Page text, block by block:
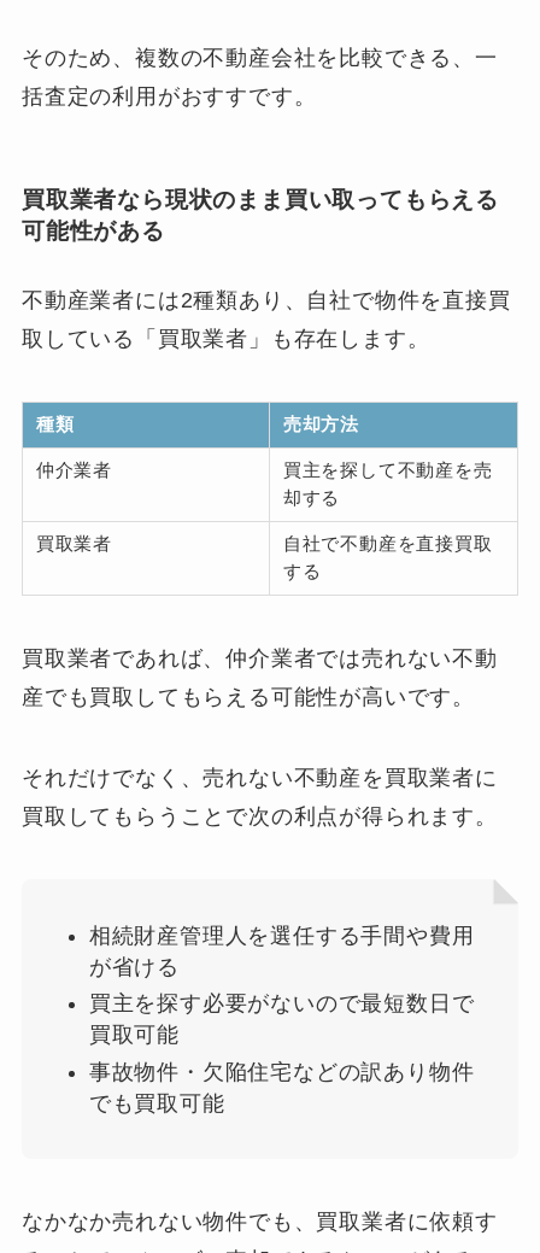
そのため、複数の不動産会社を比較できる、一
括査定の利用がおすすです。
買取業者なら現状のまま買い取ってもらえる
可能性がある
不動産業者には2種類あり、自社で物件を直接買
取している「買取業者」も存在します。
種類 売却方法
仲介業者
買主を探して不動産を売
却する
買取業者
自社で不動産を直接買取
する
買取業者であれば、仲介業者では売れない不動
産でも買取してもらえる可能性が高いです。
それだけでなく、売れない不動産を買取業者に
買取してもらうことで次の利点が得られます。
相続財産管理人を選任する手間や費用
が省ける
買主を探す必要がないので最短数日で
買取可能
事故物件・欠陥住宅などの訳あり物件
でも買取可能
なかなか売れない物件でも、買取業者に依頼す